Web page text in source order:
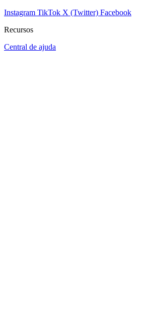
Instagram TikTok X (Twitter) Facebook
Recursos
Central de ajuda